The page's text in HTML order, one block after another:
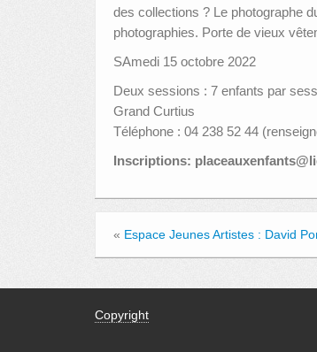
des collections ? Le photographe
photographies. Porte de vieux
SAmedi 15 octobre 2022
Deux sessions : 7 enfants par
Grand Curtius
Téléphone : 04 238 52 44
Inscriptions:
« Espace Jeunes Artistes : David
Copyright